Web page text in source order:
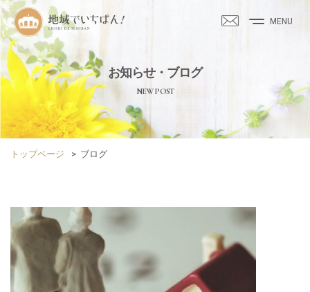
MENU
お知らせ・ブログ
NEW POST
トップページ > ブログ